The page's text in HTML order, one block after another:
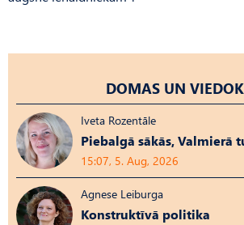
DOMAS UN
Iveta Rozentāle
Piebalgā sākās, Valmierā
15:07, 5. Aug, 2026
Agnese Leiburga
Konstruktīvā politika